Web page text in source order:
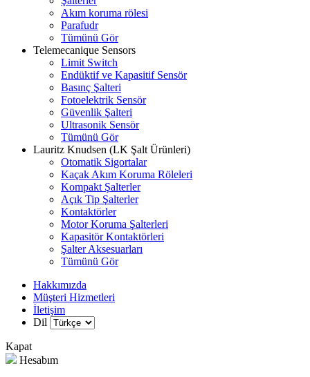
Akım koruma rölesi
Parafudr
Tümünü Gör
Telemecanique Sensors
Limit Switch
Endüktif ve Kapasitif Sensör
Basınç Şalteri
Fotoelektrik Sensör
Güvenlik Şalteri
Ultrasonik Sensör
Tümünü Gör
Lauritz Knudsen (LK Şalt Ürünleri)
Otomatik Sigortalar
Kaçak Akım Koruma Röleleri
Kompakt Şalterler
Açık Tip Şalterler
Kontaktörler
Motor Koruma Şalterleri
Kapasitör Kontaktörleri
Şalter Aksesuarları
Tümünü Gör
Hakkımızda
Müşteri Hizmetleri
İletişim
Dil
Kapat
Hesabım